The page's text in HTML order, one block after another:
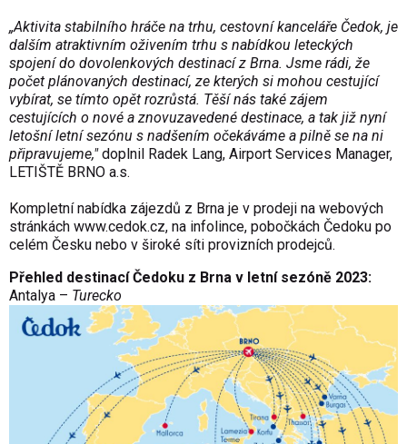
„Aktivita stabilního hráče na trhu, cestovní kanceláře Čedok, je
dalším atraktivním oživením trhu s nabídkou leteckých
spojení do dovolenkových destinací z Brna. Jsme rádi, že
počet plánovaných destinací, ze kterých si mohou cestující
vybírat, se tímto opět rozrůstá. Těší nás také zájem
cestujících o nové a znovuzavedené destinace, a tak již nyní
letošní letní sezónu s nadšením očekáváme a pilně se na ni
připravujeme,"doplnil Radek Lang, Airport Services Manager,
LETIŠTĚ BRNO a.s.
Kompletní nabídka zájezdů z Brna je v prodeji na webových
stránkách www.cedok.cz, na infolince, pobočkách Čedoku po
celém Česku nebo v široké síti provizních prodejců.
Přehled destinací Čedoku z Brna v letní sezóně 2023:
Antalya – Turecko